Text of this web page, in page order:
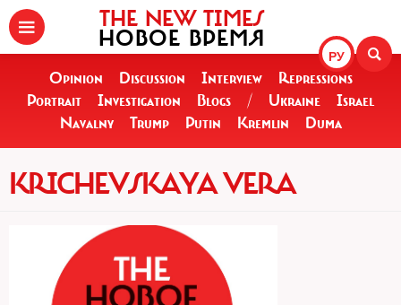
РУ
THE NEW TIMES
НОВОЕ ВРЕМЯ
Opinion Discussion Interview
Repressions
Portrait
Investigation Blogs / Ukraine
Israel
Navalny
Trump Putin Kremlin Duma
KRICHEVSKAYA VERA